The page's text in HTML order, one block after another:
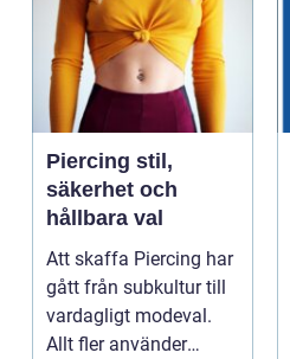
Piercing stil,
säkerhet och
hållbara val
Att skaffa Piercing har
gått från subkultur till
vardagligt modeval.
Allt fler använder